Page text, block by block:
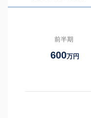
前半期
600万円